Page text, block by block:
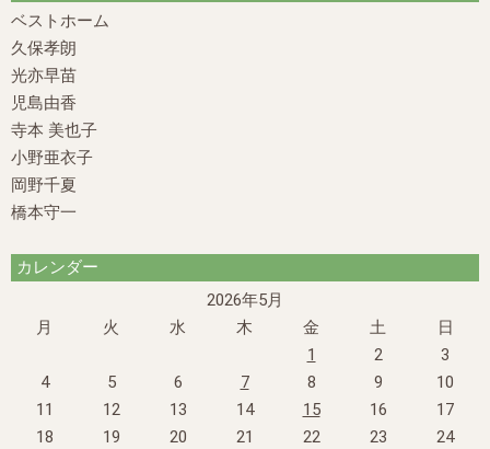
ベストホーム
久保孝朗
光亦早苗
児島由香
寺本 美也子
小野亜衣子
岡野千夏
橋本守一
カレンダー
2026年5月
月
火 水 木 金 土
日
1
2
3
4
5 6 7 8 9
10
11
12 13 14 15 16
17
18
19 20 21 22 23
24